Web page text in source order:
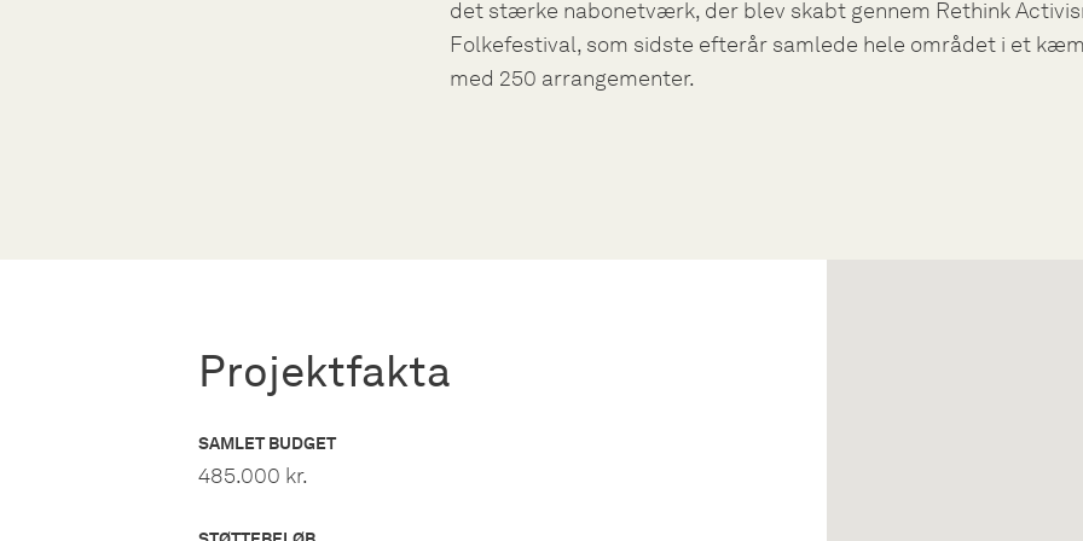
det stærke nabonetværk, der blev skabt gennem Rethink
Folkefestival, som sidste efterår samlede hele området i et
med 250 arrangementer.
Projektfakta
SAMLET BUDGET
485.000 kr.